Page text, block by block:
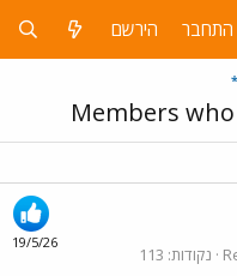
התחבר הירשם
Members
19/5/26
נקודות 113